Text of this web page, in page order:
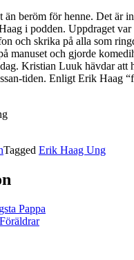
än beröm för henne. Det är
i podden. Uppdraget var
och skrika på alla som
manuset och gjorde
Kristian Luuk hävdar att
tiden. Enligt Erik Haag
Tagged Erik Haag Ung
Pappa